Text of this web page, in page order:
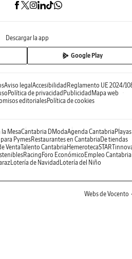
Descargar la app
Google Play
Aviso legalAccesibilidadReglamento UE 2024/
Política de privacidadPublicidadMapa web
editorialesPolítica de cookies
MesaCantabria DModaAgenda CantabriaPlayas
PymesRestaurantes en CantabriaDe tiendas
VentaTalento CantabriaHemeroteca
RacingForo EconómicoEmpleo Cantabria
Lotería de NavidadLotería del Niño
Webs de Vocento